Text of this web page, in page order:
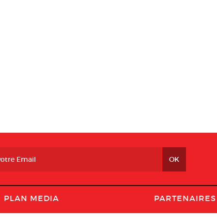
PLAN MEDIA PARTENAIRES